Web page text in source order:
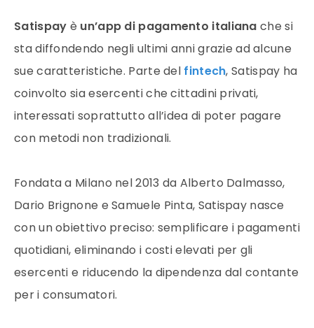
Satispay è un’app di pagamento italiana che si
sta diffondendo negli ultimi anni grazie ad alcune
sue caratteristiche. Parte del fintech, Satispay ha
coinvolto sia esercenti che cittadini privati,
interessati soprattutto all’idea di poter pagare
con metodi non tradizionali.
Fondata a Milano nel 2013 da Alberto Dalmasso,
Dario Brignone e Samuele Pinta, Satispay nasce
con un obiettivo preciso: semplificare i pagamenti
quotidiani, eliminando i costi elevati per gli
esercenti e riducendo la dipendenza dal contante
per i consumatori.